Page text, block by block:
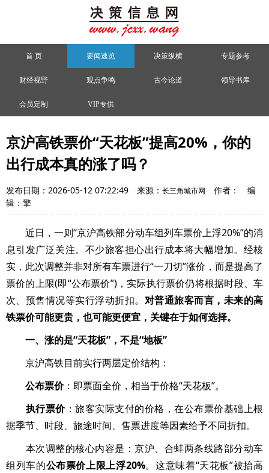
首 页 要闻速览 决策纵横 专题参考
财经视野 观点争鸣 古今论道 领导书库
会员定制 VIP专供
京沪高铁票价“天花板”提高20%，你的
出行成本真的涨了吗？
发布日期：2026-05-12 07:22:49 来源： 长三角城市网 作者：
编
辑：擎
近日，一则“京沪高铁部分动车组列车票价上浮20%”的消
息引发广泛关注。不少旅客担心出行成本将大幅增加。经核
实，此次调整并非对所有车票进行“一刀切”涨价，而是提高了
票价的上限(即“公布票价”)，实际执行票价仍将根据时段、车
次、预售情况等实行浮动折扣。 对普通旅客而言，未来的高
铁票价可能更贵，也可能更便宜，关键在于如何选择。
一、涨的是“天花板”，不是“地板”
京沪高铁目前实行两层定价结构：
公布票价：即票面全价，相当于价格“天花板”。
执行票价：旅客实际支付的价格，在公布票价基础上根
据季节、时段、旅途时间、售票进度等因素给予不同折扣。
本次调整的核心内容是：京沪、合蚌两条线路部分动车
组列车的公布票价上限上浮20%。这意味着“天花板”被抬高